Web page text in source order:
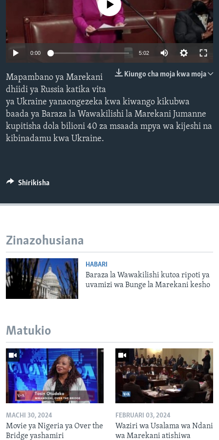
No media source currently available
0:00 5:02
Kiungo cha moja kwa moja
Mapambano ya Marekani
dhiidi ya Russia katika vita
ya Ukraine yanaongezeka kwa kiwango kikubwa
baada ya Baraza la Wawakilishi la Marekani Jumanne
kupitisha dola bilioni 40 za msaada mpya wa kijeshi na
kibinadamu kwa Ukraine.
Shirikisha
Zinazohusiana
HABARI
Baraza la Wawakilishi kutoa ripoti ya
uvamizi wa Bunge la Marekani kesho
Matukio
MACHI 30, 2024
Movie ya Nigeria ya Over the
Bridge yashamiri
FEBRUARI 03, 2024
Waziri wa Usalama wa Ndani
wa Marekani atishiwa